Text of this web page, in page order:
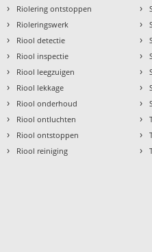
› Riolering ontstoppen
› Rioleringswerk
› Riool detectie
› Riool inspectie
› Riool leegzuigen
› Riool lekkage
› Riool onderhoud
› Riool ontluchten
› Riool ontstoppen
› Riool reiniging
›
›
›
›
›
›
›
›
›
›